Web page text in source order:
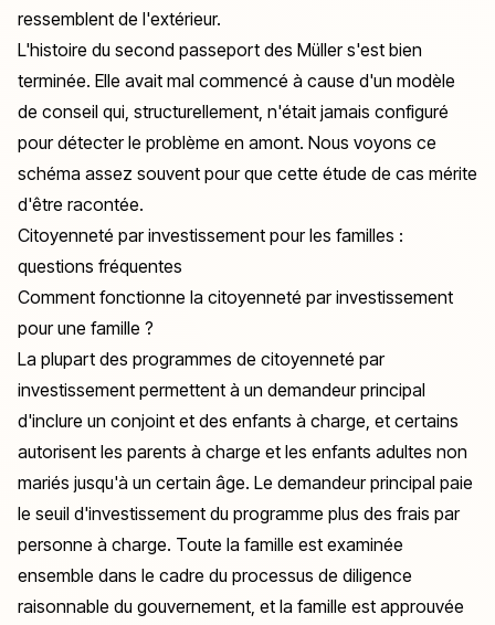
ressemblent de l'extérieur.
L'histoire du second passeport des Müller s'est bien
terminée. Elle avait mal commencé à cause d'un modèle
de conseil qui, structurellement, n'était jamais configuré
pour détecter le problème en amont. Nous voyons ce
schéma assez souvent pour que cette étude de cas mérite
d'être racontée.
Citoyenneté par investissement pour les familles :
questions fréquentes
Comment fonctionne la citoyenneté par investissement
pour une famille ?
La plupart des programmes de citoyenneté par
investissement permettent à un demandeur principal
d'inclure un conjoint et des enfants à charge, et certains
autorisent les parents à charge et les enfants adultes non
mariés jusqu'à un certain âge. Le demandeur principal paie
le seuil d'investissement du programme plus des frais par
personne à charge. Toute la famille est examinée
ensemble dans le cadre du processus de diligence
raisonnable du gouvernement, et la famille est approuvée